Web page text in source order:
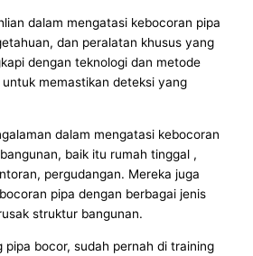
dalam mengatasi kebocoran pipa
dan peralatan khusus yang
dengan teknologi dan metode
memastikan deteksi yang
dalam mengatasi kebocoran
baik itu rumah tinggal ,
pergudangan. Mereka juga
pipa dengan berbagai jenis
struktur bangunan.
pipa bocor, sudah pernah di training